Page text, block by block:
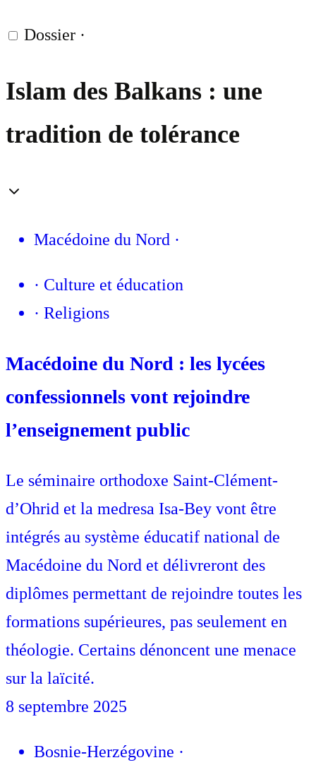
Dossier ·
Islam des Balkans : une
tradition de tolérance
Macédoine du Nord ·
· Culture et éducation
· Religions
Macédoine du Nord : les lycées
confessionnels vont rejoindre
l’enseignement public
Le séminaire orthodoxe Saint-Clément-
d’Ohrid et la medresa Isa-Bey vont être
intégrés au système éducatif national de
Macédoine du Nord et délivreront des
diplômes permettant de rejoindre toutes les
formations supérieures, pas seulement en
théologie. Certains dénoncent une menace
sur la laïcité.
8 septembre 2025
Bosnie-Herzégovine ·